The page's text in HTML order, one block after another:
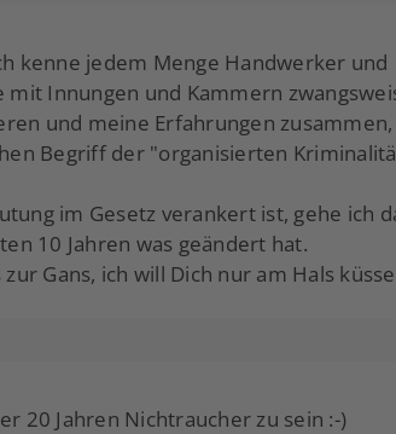
kenne jedem Menge Handwerker und
Innungen und Kammern
und meine Erfahrungen
Begriff der "organisierten
im Gesetz verankert ist, gehe ich
10 Jahren was geändert hat.
Gans, ich will Dich nur am Hals
20 Jahren Nichtraucher zu sein :-)